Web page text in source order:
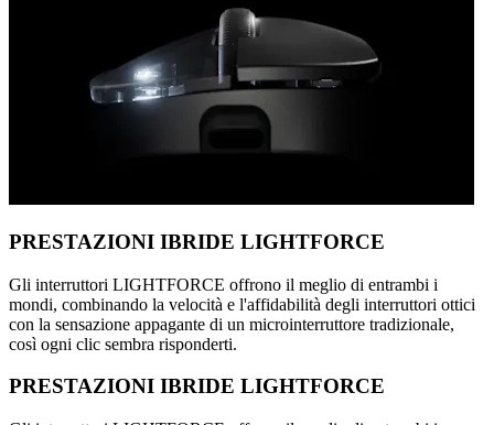
PRESTAZIONI IBRIDE LIGHTFORCE
Gli interruttori LIGHTFORCE offrono il meglio di entrambi i
mondi, combinando la velocità e l'affidabilità degli interruttori ottici
con la sensazione appagante di un microinterruttore tradizionale,
così ogni clic sembra risponderti.
PRESTAZIONI IBRIDE LIGHTFORCE